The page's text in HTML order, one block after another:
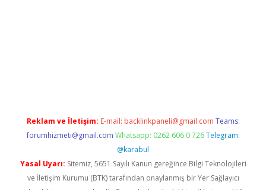
Reklam ve İletişim: E-mail: backlinkpaneli@gmail.com Teams:
forumhizmeti@gmail.com Whatsapp: 0262 606 0 726 Telegram:
@karabul
Yasal Uyarı: Sitemiz, 5651 Sayılı Kanun gereğince Bilgi Teknolojileri
ve İletişim Kurumu (BTK) tarafından onaylanmış bir Yer Sağlayıcı